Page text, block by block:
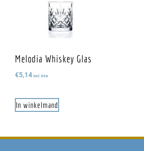
Melodia Whiskey Glas
€5,14 incl. btw
In winkelmand